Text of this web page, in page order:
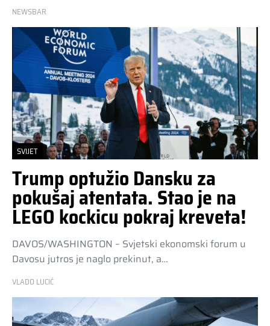
NEWSBAR
SVIJET
Trump optužio Dansku za
pokušaj atentata. Stao je na
LEGO kockicu pokraj kreveta!
DAVOS/WASHINGTON – Svjetski ekonomski forum u
Davosu jutros je naglo prekinut, a…
VLADO LUCIĆ